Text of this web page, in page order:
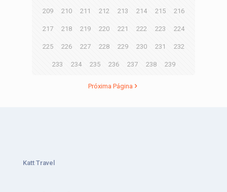
209 210 211 212 213 214 215 216
217 218 219 220 221 222 223 224
225 226 227 228 229 230 231 232
233 234 235 236 237 238 239
Próxima Página
Katt Travel